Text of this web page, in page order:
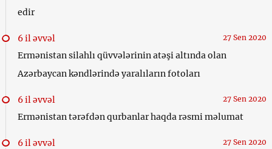
edir
6 il əvvəl 27 Sen 2020
Ermənistan silahlı qüvvələrinin atəşi altında olan
Azərbaycan kəndlərində yaralıların fotoları
6 il əvvəl 27 Sen 2020
Ermənistan tərəfdən qurbanlar haqda rəsmi məlumat
6 il əvvəl 27 Sen 2020